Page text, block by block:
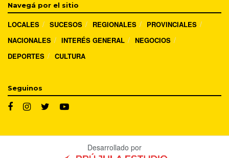
Navegá por el sitio
LOCALES SUCESOS REGIONALES
PROVINCIALES
NACIONALES
INTERÉS GENERAL
NEGOCIOS
DEPORTES
CULTURA
Seguinos
Desarrollado por